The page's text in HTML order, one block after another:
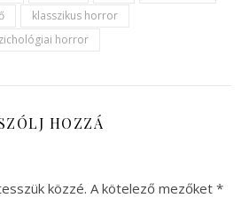
klasszikus horror
horror
HOZZÁ
közzé. A kötelező mezőket *